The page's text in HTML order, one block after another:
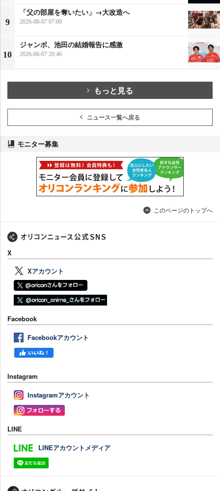
9
「父の部屋を奪いたい」→大改造へ
2026-08-07 07:00
10
ジャンボ、池田の結婚報告に感激
2026-08-07 20:46
もっと見る
ニュース一覧へ戻る
モニター募集
このページのトップへ
X
Xアカウント
Facebook
Facebookアカウント
Instagram
Instagramアカウント
LINE
LINEアカウントメディア